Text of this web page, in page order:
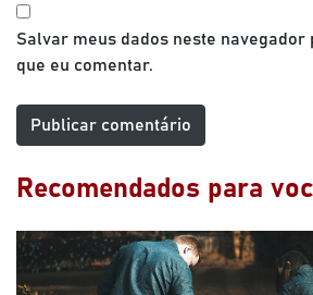
Salvar meus dados neste navegador
que eu comentar.
Recomendados para